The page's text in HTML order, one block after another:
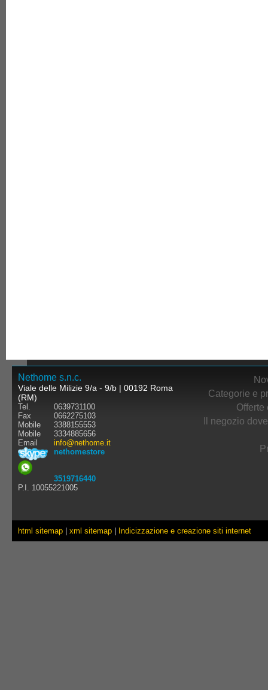
Nethome s.n.c.
Viale delle Milizie 9/a - 9/b | 00192 Roma
(RM)
Tel.
Fax
Mobile
Mobile
Email
0639731100
0662275103
3388155553
3334885656
info@nethome.it
nethomestore
3519716440
P.I. 10055221005
Categorie e
Il negozio
html sitemap xml sitemap Indicizzazione e creazione siti internet